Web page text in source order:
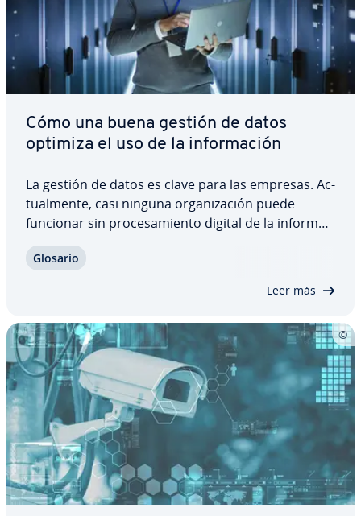
Cómo una buena gestión de datos
optimiza el uso de la in­fo­r­ma­ción
La gestión de datos es clave para las empresas. Ac­
tua­l­me­n­te, casi ninguna or­ga­ni­za­ción puede
funcionar sin pro­ce­sa­mie­n­to digital de la in­fo­r­ma­
se declara online. A ello se suman las obli­ga­cio­nes
Glosario
Leer más